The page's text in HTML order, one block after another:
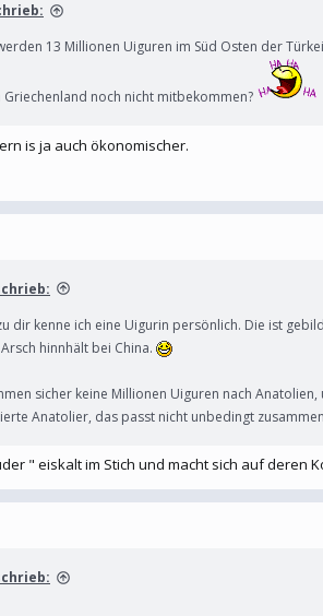
13 Millionen Uiguren im Süd Osten der
Griechenland noch nicht mitbekommen?
is ja auch ökonomischer.
dir kenne ich eine Uigurin persönlich. Die ist
hinnhält bei China.
sicher keine Millionen Uiguren nach
Anatolier, das passt nicht unbedingt
" eiskalt im Stich und macht sich auf deren